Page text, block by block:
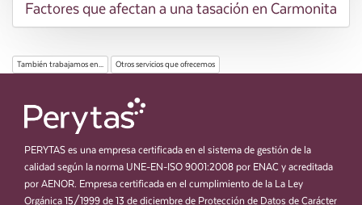
Factores que afectan a una tasación en Carmonita
También trabajamos en... Otros servicios que ofrecemos
PERYTAS es una empresa certificada en el sistema de gestión de la
calidad según la norma UNE-EN-ISO 9001:2008 por ENAC y acreditada
por AENOR. Empresa certificada en el cumplimiento de la La Ley
Orgánica 15/1999 de 13 de diciembre de Protección de Datos de Carácter